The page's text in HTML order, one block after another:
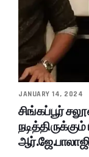
JANUARY 14, 2024
சிங்கப்பூர்